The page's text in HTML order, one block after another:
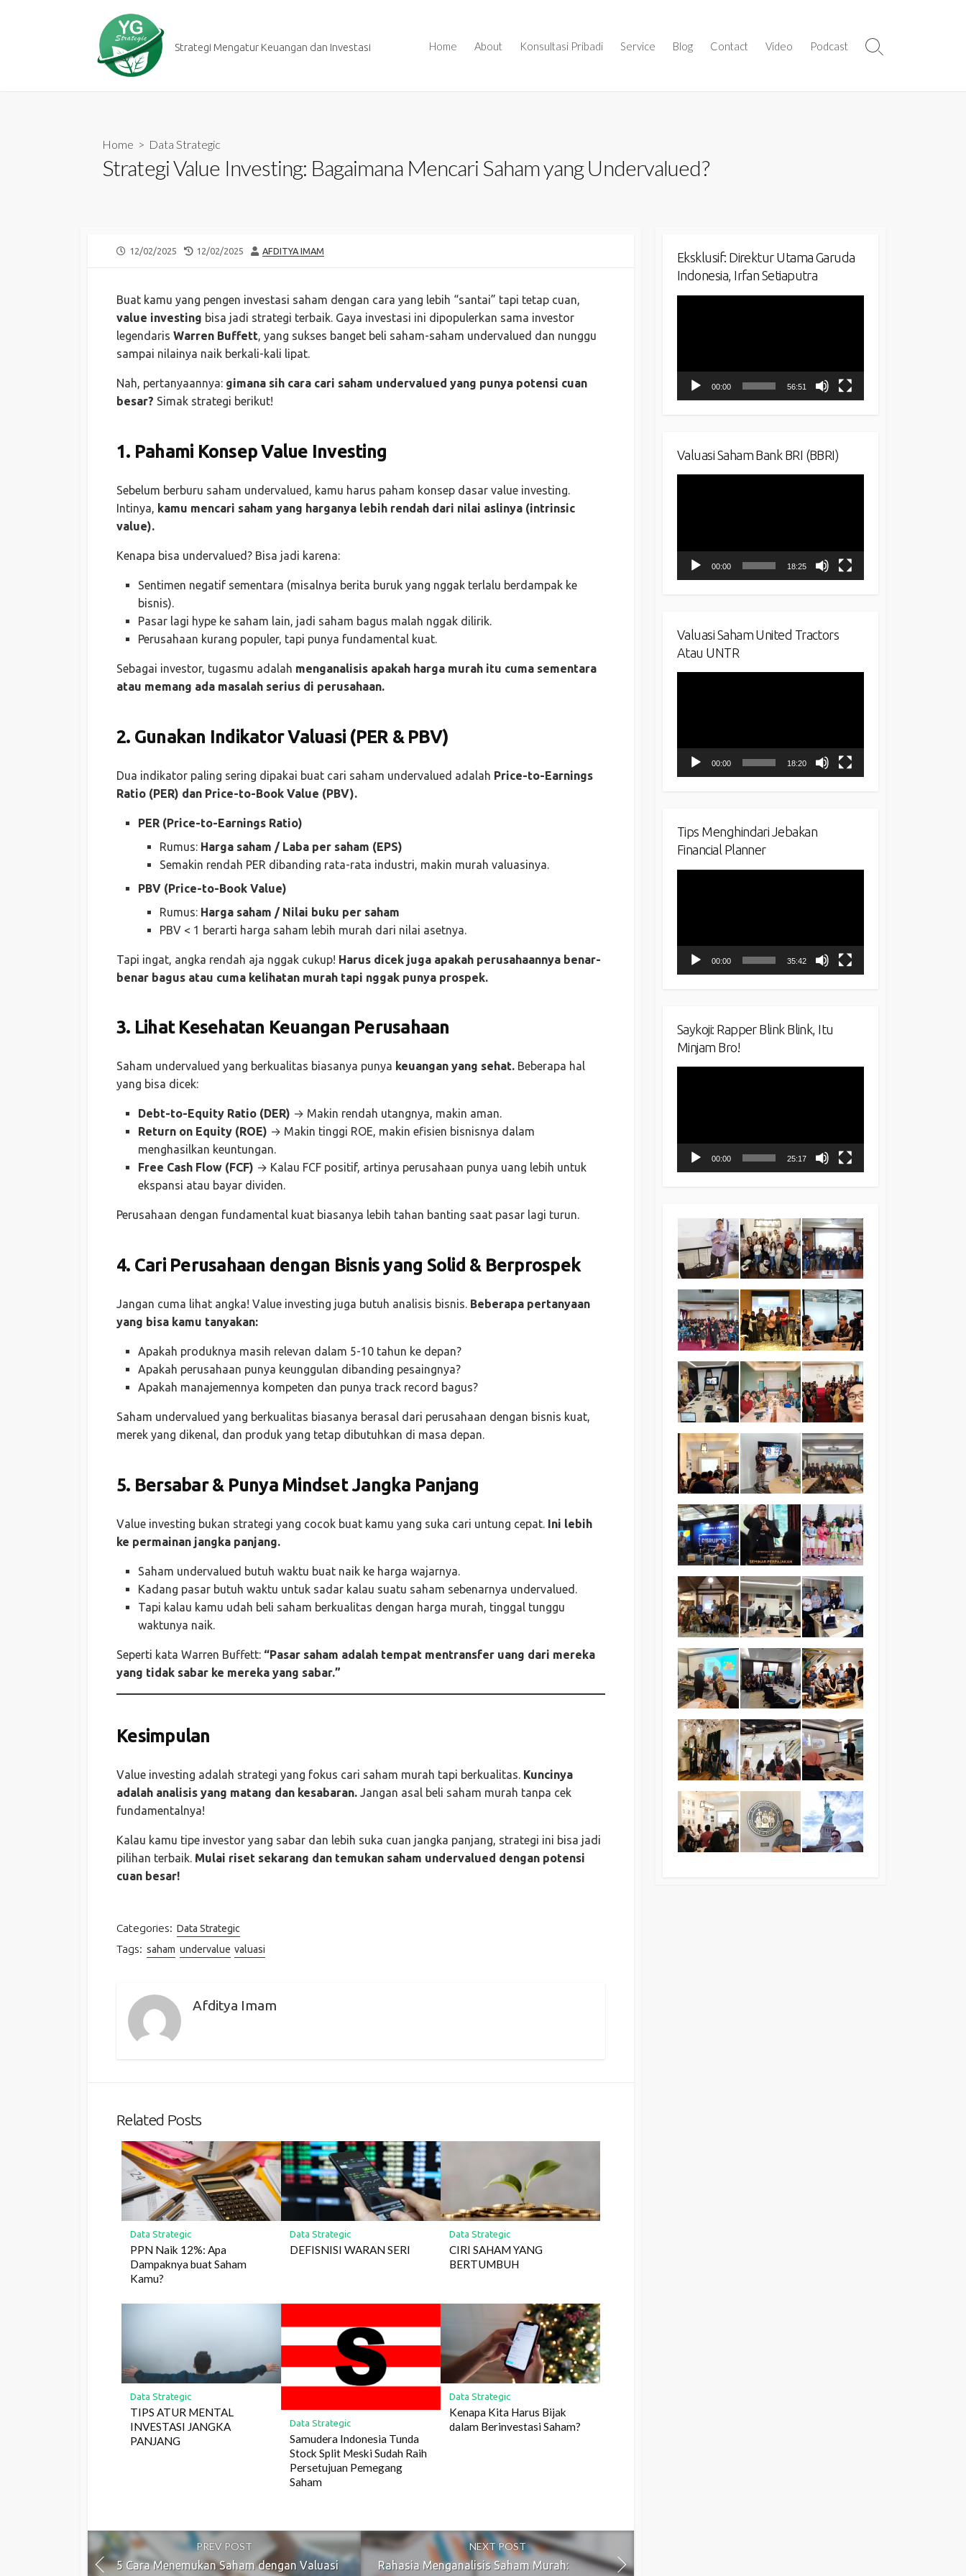
Strategi Mengatur Keuangan dan Investasi Home About Konsultasi Pribadi Service Blog Contact Video Podcast
Search
Home > Data Strategic
Strategi Value Investing: Bagaimana Mencari Saham yang Undervalued?
PUBLISHED
12/02/2025
LAST
12/02/2025 AUTHOR
AFDITYA IMAM
Buat kamu yang pengen investasi saham dengan cara yang lebih “santai” tapi tetap cuan,
value investing bisa jadi strategi terbaik. Gaya investasi ini dipopulerkan sama investor
legendaris Warren Buffett, yang sukses banget beli saham-saham undervalued dan nunggu
sampai nilainya naik berkali-kali lipat.
Nah, pertanyaannya: gimana sih cara cari saham undervalued yang punya potensi cuan
besar? Simak strategi berikut!
1. Pahami Konsep Value Investing
Sebelum berburu saham undervalued, kamu harus paham konsep dasar value investing.
Intinya, kamu mencari saham yang harganya lebih rendah dari nilai aslinya (intrinsic
value).
Kenapa bisa undervalued? Bisa jadi karena:
Sentimen negatif sementara (misalnya berita buruk yang nggak terlalu berdampak ke
bisnis).
Pasar lagi hype ke saham lain, jadi saham bagus malah nggak dilirik.
Perusahaan kurang populer, tapi punya fundamental kuat.
Sebagai investor, tugasmu adalah menganalisis apakah harga murah itu cuma sementara
atau memang ada masalah serius di perusahaan.
2. Gunakan Indikator Valuasi (PER & PBV)
Dua indikator paling sering dipakai buat cari saham undervalued adalah Price-to-Earnings
Ratio (PER) dan Price-to-Book Value (PBV).
PER (Price-to-Earnings Ratio)
Rumus: Harga saham / Laba per saham (EPS)
Semakin rendah PER dibanding rata-rata industri, makin murah valuasinya.
PBV (Price-to-Book Value)
Rumus: Harga saham / Nilai buku per saham
PBV < 1 berarti harga saham lebih murah dari nilai asetnya.
Tapi ingat, angka rendah aja nggak cukup! Harus dicek juga apakah perusahaannya benar-
benar bagus atau cuma kelihatan murah tapi nggak punya prospek.
3. Lihat Kesehatan Keuangan Perusahaan
Saham undervalued yang berkualitas biasanya punya keuangan yang sehat. Beberapa hal
yang bisa dicek:
Debt-to-Equity Ratio (DER) → Makin rendah utangnya, makin aman.
Return on Equity (ROE) → Makin tinggi ROE, makin efisien bisnisnya dalam
menghasilkan keuntungan.
Free Cash Flow (FCF) → Kalau FCF positif, artinya perusahaan punya uang lebih untuk
ekspansi atau bayar dividen.
Perusahaan dengan fundamental kuat biasanya lebih tahan banting saat pasar lagi turun.
4. Cari Perusahaan dengan Bisnis yang Solid & Berprospek
Jangan cuma lihat angka! Value investing juga butuh analisis bisnis. Beberapa pertanyaan
yang bisa kamu tanyakan:
Apakah produknya masih relevan dalam 5-10 tahun ke depan?
Apakah perusahaan punya keunggulan dibanding pesaingnya?
Apakah manajemennya kompeten dan punya track record bagus?
Saham undervalued yang berkualitas biasanya berasal dari perusahaan dengan bisnis kuat,
merek yang dikenal, dan produk yang tetap dibutuhkan di masa depan.
5. Bersabar & Punya Mindset Jangka Panjang
Value investing bukan strategi yang cocok buat kamu yang suka cari untung cepat. Ini lebih
ke permainan jangka panjang.
Saham undervalued butuh waktu buat naik ke harga wajarnya.
Kadang pasar butuh waktu untuk sadar kalau suatu saham sebenarnya undervalued.
Tapi kalau kamu udah beli saham berkualitas dengan harga murah, tinggal tunggu
waktunya naik.
Seperti kata Warren Buffett: “Pasar saham adalah tempat mentransfer uang dari mereka
yang tidak sabar ke mereka yang sabar.”
Kesimpulan
Value investing adalah strategi yang fokus cari saham murah tapi berkualitas. Kuncinya
adalah analisis yang matang dan kesabaran. Jangan asal beli saham murah tanpa cek
fundamentalnya!
Kalau kamu tipe investor yang sabar dan lebih suka cuan jangka panjang, strategi ini bisa jadi
pilihan terbaik. Mulai riset sekarang dan temukan saham undervalued dengan potensi
cuan besar!
Categories: Data Strategic
Tags: saham undervalue valuasi
Afditya Imam
Related Posts
Data Strategic
PPN Naik 12%: Apa
Dampaknya buat Saham
Kamu?
Data Strategic
DEFISNISI WARAN SERI
Data Strategic
CIRI SAHAM YANG
BERTUMBUH
Data Strategic
TIPS ATUR MENTAL
INVESTASI JANGKA
PANJANG
Data Strategic
Samudera Indonesia Tunda
Stock Split Meski Sudah Raih
Persetujuan Pemegang
Saham
Data Strategic
Kenapa Kita Harus Bijak
dalam Berinvestasi Saham?
PREV POST
5 Cara Menemukan Saham dengan Valuasi
NEXT POST
Rahasia Menganalisis Saham Murah:
Eksklusif: Direktur Utama Garuda
Indonesia, Irfan Setiaputra
00:00 56:51
Valuasi Saham Bank BRI (BBRI)
00:00 18:25
Valuasi Saham United Tractors
Atau UNTR
00:00 18:20
Tips Menghindari Jebakan
Financial Planner
00:00 35:42
Saykoji: Rapper Blink Blink, Itu
Minjam Bro!
00:00 25:17